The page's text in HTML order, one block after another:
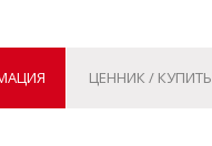
ЦЕННИК / КУПИТЬ